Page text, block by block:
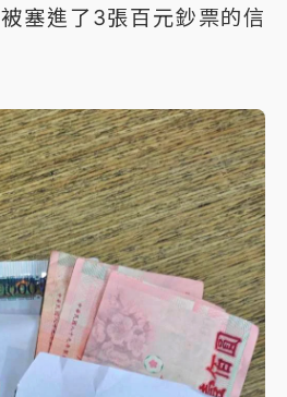
塞進了3張百元鈔票的信